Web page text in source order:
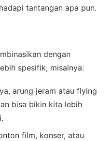
tantangan apa pun.
dengan
spesifik, misalnya:
arung jeram atau flying
bisa bikin kita lebih
film, konser, atau